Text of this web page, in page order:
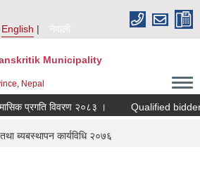
English
नेपाली
Municipality
Nepal
चौथो त्रैमासिक प्रगति विवरण २०८३ । Qualified bidders in
ब्यबस्थापन कार्यविधि २०७६